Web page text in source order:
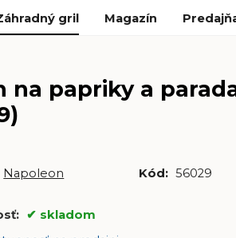
gril Magazín
na papriky a
Napoleon Kód: 56029
skladom